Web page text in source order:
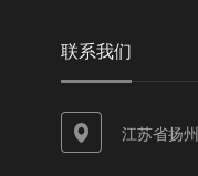
联系我们
江苏省扬